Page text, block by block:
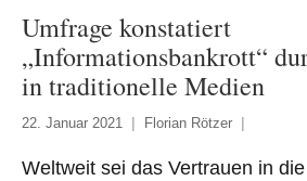
Umfrage konstatiert
„Informationsbankrott“
in traditionelle Medien
22. Januar 2021 Florian Rötzer
Weltweit sei das Vertrauen in